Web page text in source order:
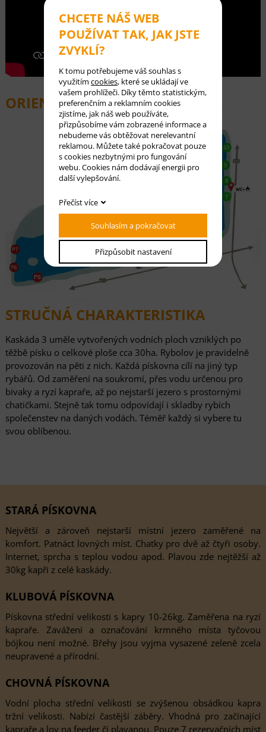
ORIENTAČNÍ MAPA (HLOUBKY
STRUČNÁ CHARAKTERISTIKA
Kaskáda 3 uměle vytvořených vodních ploch vzniklých po
těžbě písku o celkové ploše cca 30ha. Rybolov je pravidelně
provozován na pěti z nich. Každá pískovna cílí na jiný typ
rybářů. Od zaměření na soukromí, přes vodu určenou pro
bivaky a ryzí kapraře, až po nejstarší jezero s prostornými
chatičkami. Stejně tak tomu odpovídají i skladby rybích
společenstev na daných vodách. Téměř každý si vybere tu
svou oblíbenou.
STARÁ PÍSKOVNA
Největší a zároveň nejstarší místní jezero zaměřené na
komfort. Patnáct lovných míst. Chatky pro dvě až čtyři osoby.
Internet, sprcha s teplou vodou apod. Plavou zde nejtěžší až
30kg kapři z celé kaskády.
KLUBOVÁ PÍSKOVNA
Pískovna střední velikosti s kapry 10-26kg. Zaměřena na ryzí
kapraře. Zavážení a označování krmného místa tyčovou
bójkou není možné. Břehy jsou vyjma vysazené zeleně zcela
neupravené a přírodní.
CHOVNÁ PÍSKOVNA
Vodní plocha střední velikosti se zvýšenou obsádkou kapra
tržní velikosti. Nabízí častější záběry. Vhodná pro začínající
kapraře a lov na feeder či plavanou. Pouze 7 rezervačních míst
CHCETE NÁŠ WEB
POUŽÍVAT TAK, JAK JSTE
ZVYKLÍ?
K tomu potřebujeme váš souhlas s
využitím cookies, které se ukládají ve
vašem prohlížeči. Díky těmto statistickým,
preferenčním a reklamním cookies
zjistíme, jak náš web používáte,
přizpůsobíme vám zobrazené informace a
nebudeme vás obtěžovat nerelevantní
reklamou. Můžete také pokračovat pouze
s cookies nezbytnými pro fungování
webu. Cookies nám dodávají energii pro
další vylepšování.
Přečíst více
Souhlasím a pokračovat
Přizpůsobit nastavení